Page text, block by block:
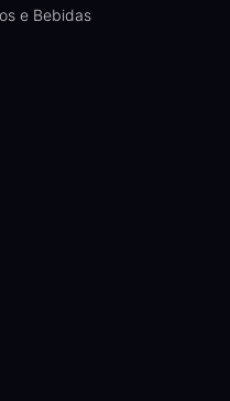
e Bebidas